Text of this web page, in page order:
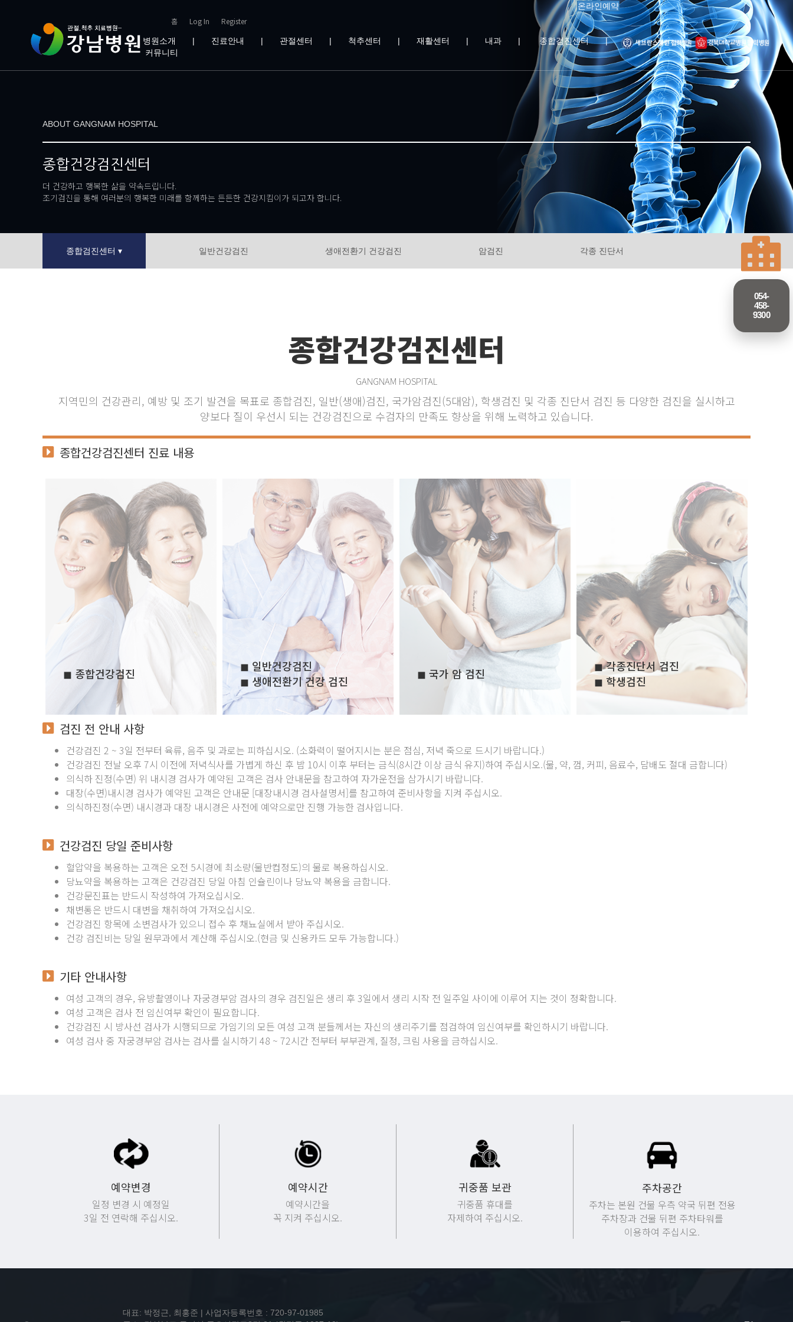
홈 Log In Register
온라인예약
병원소개 | 진료안내 | 관절센터 | 척추센터 | 재활센터 | 내과 | 종합검진센터|
커뮤니티
ABOUT GANGNAM HOSPITAL
종합건강검진센터
더 건강하고 행복한 삶을 약속드립니다.
조기검진을 통해 여러분의 행복한 미래를 함께하는 든든한 건강지킴이가 되고자 합니다.
종합검진센터 ▾ 일반건강검진 생애전환기 건강검진 암검진 각종 진단서
종합건강검진센터
GANGNAM HOSPITAL
지역민의 건강관리, 예방 및 조기 발견을 목표로 종합검진, 일반(생애)검진, 국가암검진(5대암), 학생검진 및 각종 진단서 검진 등 다양한 검진을 실시하고
양보다 질이 우선시 되는 건강검진으로 수검자의 만족도 향상을 위해 노력하고 있습니다.
종합건강검진센터 진료 내용
◼ 종합건강검진
◼ 일반건강검진
◼ 생애전환기 건강 검진
◼ 국가 암 검진
◼ 각종진단서 검진
◼ 학생검진
검진 전 안내 사항
건강검진 2 ~ 3일 전부터 육류, 음주 및 과로는 피하십시오. (소화력이 떨어지시는 분은 점심, 저녁 죽으로 드시기 바랍니다.)
건강검진 전날 오후 7시 이전에 저녁식사를 가볍게 하신 후 밤 10시 이후 부터는 금식(8시간 이상 금식 유지)하여 주십시오.(물, 약, 껌, 커피, 음료수, 담배도 절대 금합니다)
의식하 진정(수면) 위 내시경 검사가 예약된 고객은 검사 안내문을 참고하여 자가운전을 삼가시기 바랍니다.
대장(수면)내시경 검사가 예약된 고객은 안내문 [대장내시경 검사설명서]를 참고하여 준비사항을 지켜 주십시오.
의식하진정(수면) 내시경과 대장 내시경은 사전에 예약으로만 진행 가능한 검사입니다.
건강검진 당일 준비사항
혈압약을 복용하는 고객은 오전 5시경에 최소량(물반컵정도)의 물로 복용하십시오.
당뇨약을 복용하는 고객은 건강검진 당일 아침 인슐린이나 당뇨약 복용을 금합니다.
건강문진표는 반드시 작성하여 가져오십시오.
채변통은 반드시 대변을 채취하여 가져오십시오.
건강검진 항목에 소변검사가 있으니 접수 후 채뇨실에서 받아 주십시오.
건강 검진비는 당일 원무과에서 계산해 주십시오.(현금 및 신용카드 모두 가능합니다.)
기타 안내사항
여성 고객의 경우, 유방촬영이나 자궁경부암 검사의 경우 검진일은 생리 후 3일에서 생리 시작 전 일주일 사이에 이루어 지는 것이 정확합니다.
여성 고객은 검사 전 임신여부 확인이 필요합니다.
건강검진 시 방사선 검사가 시행되므로 가임기의 모든 여성 고객 분들께서는 자신의 생리주기를 점검하여 임신여부를 확인하시기 바랍니다.
여성 검사 중 자궁경부암 검사는 검사를 실시하기 48 ~ 72시간 전부터 부부관계, 질정, 크림 사용을 금하십시오.
예약변경
일정 변경 시 예정일
3일 전 연락해 주십시오.
예약시간
예약시간을
꼭 지켜 주십시오.
귀중품 보관
귀중품 휴대를
자제하여 주십시오.
주차공간
주차는 본원 건물 우측 약국 뒤편 전용
주차장과 건물 뒤편 주차타워를
이용하여 주십시오.
대표: 박정근, 최홍준 | 사업자등록번호 : 720-97-01985
054-
458-
9300